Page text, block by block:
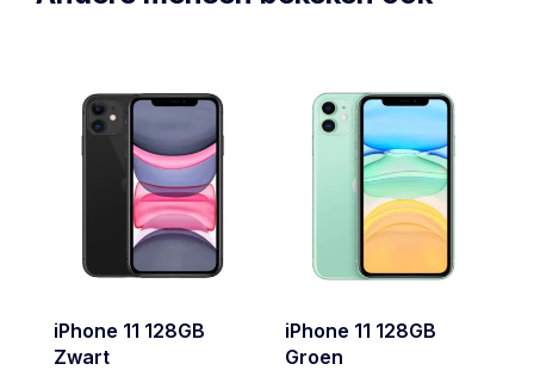
iPhone 11 128GB
Zwart
iPhone 11 128GB
Groen